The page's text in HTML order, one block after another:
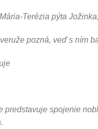
Terézia pýta
pozná, veď s ním
predstavuje spojenie